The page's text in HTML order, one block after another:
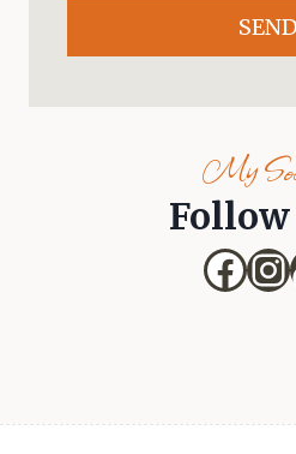
SEND
My